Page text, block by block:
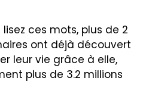
ces mots, plus de 2
ont déjà découvert
leur vie grâce à elle,
plus de 3.2 millions